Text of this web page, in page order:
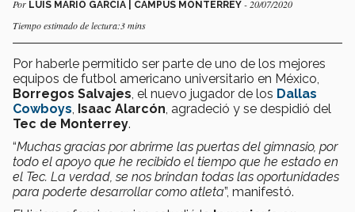
Por LUIS MARIO GARCÍA | CAMPUS MONTERREY - 20/07/2020
Tiempo estimado de lectura:3 mins
Por haberle permitido ser parte de uno de los mejores
equipos de futbol americano universitario en México,
Borregos Salvajes , el nuevo jugador de los Dallas
Cowboys Isaac Alarcón , agradeció y se despidió del
Tec de Monterrey.
“Muchas gracias por abrirme las puertas del gimnasio, por
todo el apoyo que he recibido el tiempo que he estado en
el Tec. La verdad, se nos brindan todas las oportunidades
para poderte desarrollar como atleta”, manifestó.